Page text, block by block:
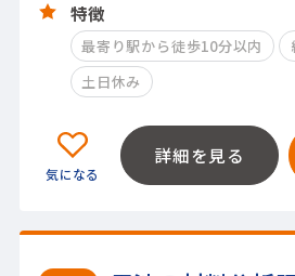
特徴
最寄り駅から徒歩10分以内
土日休み
詳細を見る